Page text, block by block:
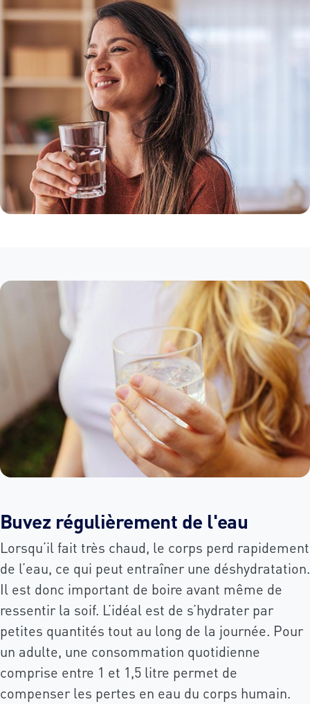
Buvez régulièrement de l'eau
Lorsqu’il fait très chaud, le corps perd rapidement
de l’eau, ce qui peut entraîner une déshydratation.
Il est donc important de boire avant même de
ressentir la soif. L’idéal est de s’hydrater par
petites quantités tout au long de la journée. Pour
un adulte, une consommation quotidienne
comprise entre 1 et 1,5 litre permet de
compenser les pertes en eau du corps humain.